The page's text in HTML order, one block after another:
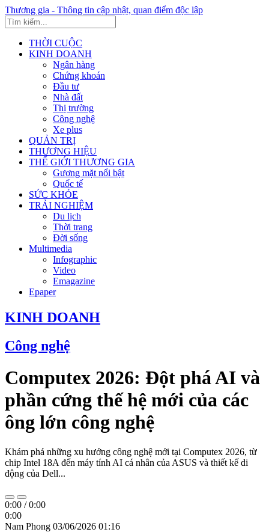
Thương gia - Thông tin cập nhật, quan điểm độc lập
THỜI CUỘC
KINH DOANH
Ngân hàng
Chứng khoán
Đầu tư
Nhà đất
Thị trường
Công nghệ
Xe plus
QUẢN TRỊ
THƯƠNG HIỆU
THẾ GIỚI THƯƠNG GIA
Gương mặt nổi bật
Quốc tế
SỨC KHỎE
TRẢI NGHIỆM
Du lịch
Thời trang
Đời sống
Multimedia
Infographic
Video
Emagazine
Epaper
KINH DOANH
Công nghệ
Computex 2026: Đột phá AI và
phần cứng thế hệ mới của các
ông lớn công nghệ ​
Khám phá những xu hướng công nghệ mới tại Computex 2026, từ
chip Intel 18A đến máy tính AI cá nhân của ASUS và thiết kế di
động của Dell...
0:00 /0:00
0:00
Nam Phong 03/06/2026 01:16